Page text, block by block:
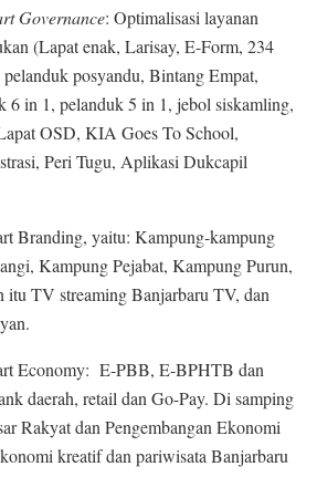
Governance: Optimalisasi layanan
(Lapat enak, Larisay, E-Form, 234
posyandu, Bintang Empat,
6 in 1, pelanduk 5 in 1, jebol siskamling,
OSD, KIA Goes To School,
Peri Tugu, Aplikasi Dukcapil
Branding, yaitu: Kampung-kampung
Kampung Pejabat, Kampung Purun,
itu TV streaming Banjarbaru TV, dan
Economy: E-PBB, E-BPHTB dan
daerah, retail dan Go-Pay. Di samping
Rakyat dan Pengembangan Ekonomi
kreatif dan pariwisata Banjarbaru